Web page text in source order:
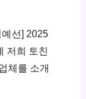
선] 2025
저희 토친
체를 소개